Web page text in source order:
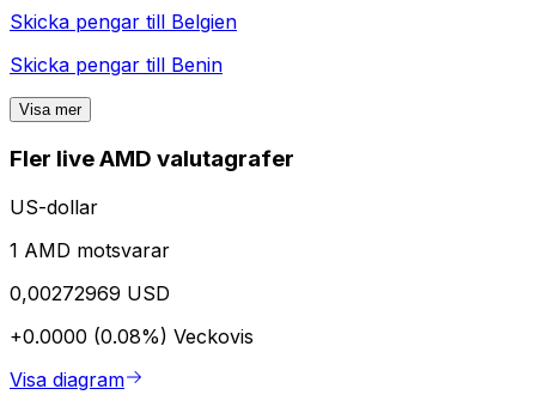
Skicka pengar till Belgien
Skicka pengar till Benin
Visa mer
Fler live AMD valutagrafer
US-dollar
1 AMD motsvarar
0,00272969 USD
+0.0000 (0.08%) Veckovis
Visa diagram